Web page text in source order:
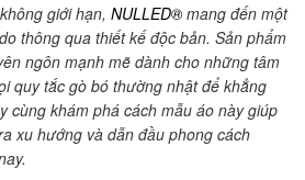
giới hạn, NULLED® mang đến một
thông qua thiết kế độc bản. Sản phẩm
ngôn mạnh mẽ dành cho những tâm
quy tắc gò bó thường nhật để khẳng
cùng khám phá cách mẫu áo này giúp
xu hướng và dẫn đầu phong cách